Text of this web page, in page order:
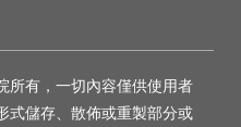
所有，一切內容僅供使用者
式儲存、散佈或重製部分或